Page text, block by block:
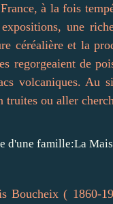
à la fois
une
céréalière et la
regorgeaient de
volcaniques. Au
ou aller
Boucheix ( 1860-